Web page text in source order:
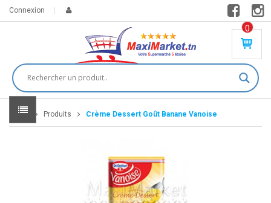
Connexion
0
PR
DU
IT(
S)
Home Produits Crème Dessert Goût Banane Vanoise